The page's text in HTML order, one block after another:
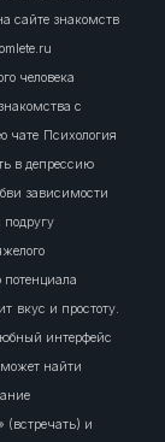
сайте знакомств
человека
с
чате Психология
в депрессию
зависимости
потенциала
вкус и простоту.
интерфейс
найти
(встречать) и